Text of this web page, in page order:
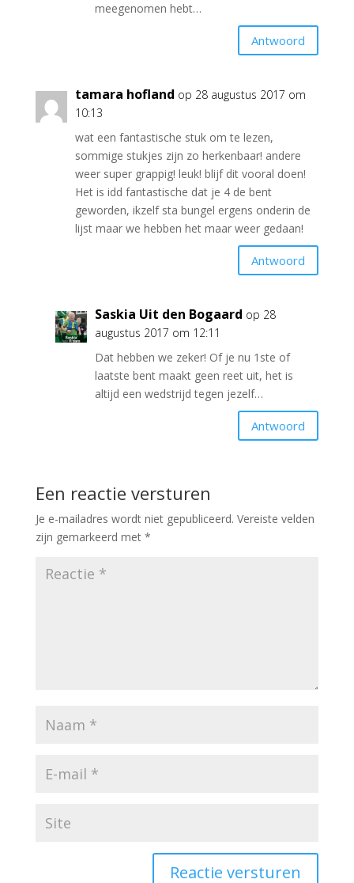
meegenomen hebt…
Antwoord
tamara hofland op 28 augustus 2017 om
10:13
wat een fantastische stuk om te lezen,
sommige stukjes zijn zo herkenbaar! andere
weer super grappig! leuk! blijf dit vooral doen!
Het is idd fantastische dat je 4 de bent
geworden, ikzelf sta bungel ergens onderin de
lijst maar we hebben het maar weer gedaan!
Antwoord
Saskia Uit den Bogaard op 28
augustus 2017 om 12:11
Dat hebben we zeker! Of je nu 1ste of
laatste bent maakt geen reet uit, het is
altijd een wedstrijd tegen jezelf…
Antwoord
Een reactie versturen
Je e-mailadres wordt niet gepubliceerd. Vereiste velden
zijn gemarkeerd met *
Reactie versturen